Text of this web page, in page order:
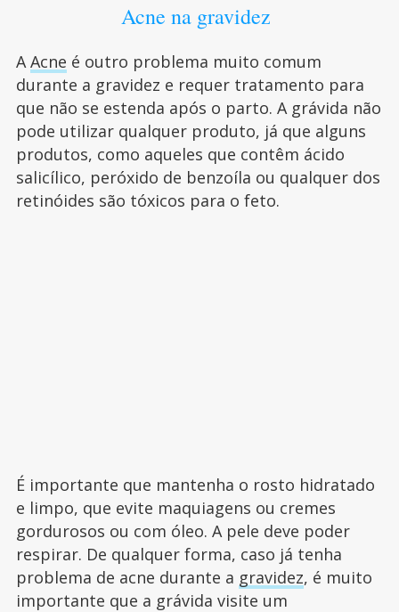
Acne na gravidez
A Acne é outro problema muito comum
durante a gravidez e requer tratamento para
que não se estenda após o parto. A grávida não
pode utilizar qualquer produto, já que alguns
produtos, como aqueles que contêm ácido
salicílico, peróxido de benzoíla ou qualquer dos
retinóides são tóxicos para o feto.
É importante que mantenha o rosto hidratado
e limpo, que evite maquiagens ou cremes
gordurosos ou com óleo. A pele deve poder
respirar. De qualquer forma, caso já tenha
problema de acne durante a gravidez, é muito
importante que a grávida visite um